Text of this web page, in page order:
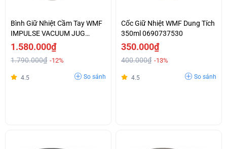
Bình Giữ Nhiệt Cầm Tay WMF
IMPULSE VACUUM JUG
BLACK
1.580.000₫
1.790.000₫ -12%
4.5 So sánh
Cốc Giữ Nhiệt WMF Dung Tích
350ml 0690737530
350.000₫
400.000₫ -13%
4.5 So sánh